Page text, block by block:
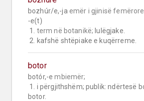
bozhúr/e,-ja emër i gjinisë
-e(t)
1. term në botanikë; lulëgjake.
2. kafshë shtëpiake e kuqërreme.
botor
botór,-e mbiemër;
botor.